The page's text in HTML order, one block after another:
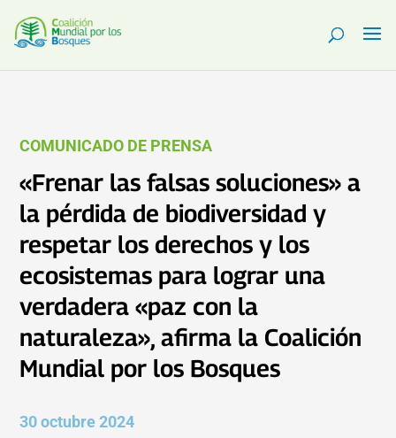
COMUNICADO DE PRENSA
«Frenar las falsas soluciones» a
la pérdida de biodiversidad y
respetar los derechos y los
ecosistemas para lograr una
verdadera «paz con la
naturaleza», afirma la Coalición
Mundial por los Bosques
30 octubre 2024